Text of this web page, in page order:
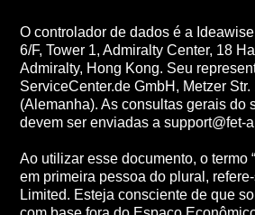
O controlador de dados é a
6/F, Tower 1, Admiralty Center, 18
Admiralty, Hong Kong. Seu
ServiceCenter.de GmbH, Metzer
(Alemanha). As consultas gerais do
devem ser enviadas asupport@fet-
Ao utilizar esse documento, o termo
em primeira pessoa do plural,
Limited. Esteja consciente de que